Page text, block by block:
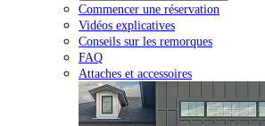
Commencer une réservation
Vidéos explicatives
Conseils sur les remorques
FAQ
Attaches et accessoires